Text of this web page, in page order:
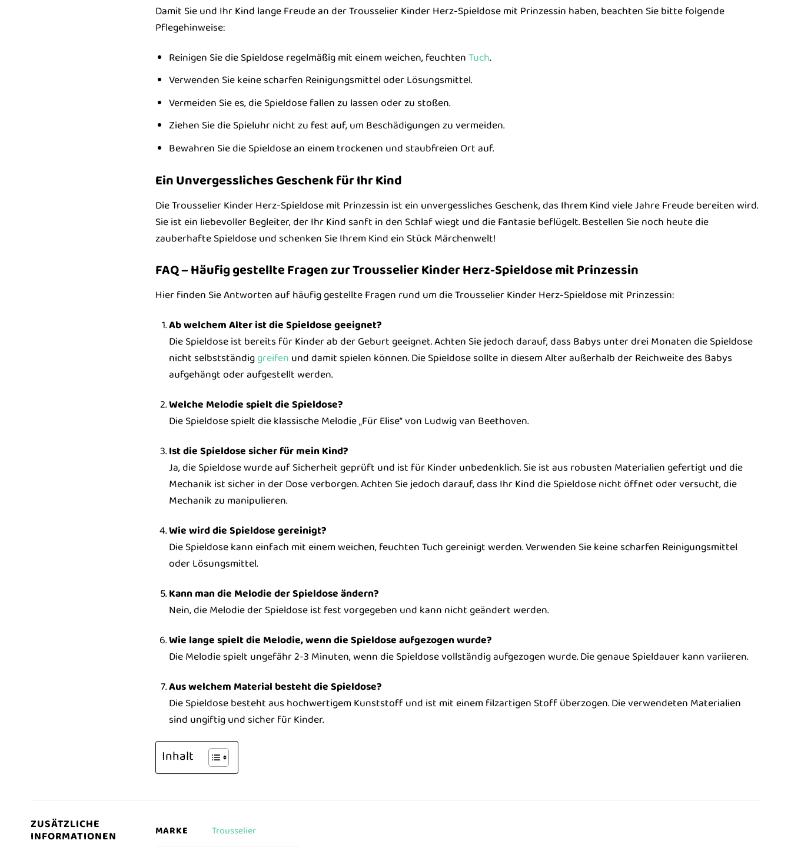
Damit Sie und Ihr Kind lange Freude an der Trousselier Kinder Herz-Spieldose mit Prinzessin haben, beachten Sie bitte folgende
Pflegehinweise:
Reinigen Sie die Spieldose regelmäßig mit einem weichen, feuchtenTuch.
Verwenden Sie keine scharfen Reinigungsmittel oder Lösungsmittel.
Vermeiden Sie es, die Spieldose fallen zu lassen oder zu stoßen.
Ziehen Sie die Spieluhr nicht zu fest auf, um Beschädigungen zu vermeiden.
Bewahren Sie die Spieldose an einem trockenen und staubfreien Ort auf.
Ein Unvergessliches Geschenk für Ihr Kind
Die Trousselier Kinder Herz-Spieldose mit Prinzessin ist ein unvergessliches Geschenk, das Ihrem Kind viele Jahre Freude bereiten wird.
Sie ist ein liebevoller Begleiter, der Ihr Kind sanft in den Schlaf wiegt und die Fantasie beflügelt. Bestellen Sie noch heute die
zauberhafte Spieldose und schenken Sie Ihrem Kind ein Stück Märchenwelt!
FAQ – Häufig gestellte Fragen zur Trousselier Kinder Herz-Spieldose mit Prinzessin
Hier finden Sie Antworten auf häufig gestellte Fragen rund um die Trousselier Kinder Herz-Spieldose mit Prinzessin:
Ab welchem Alter ist die Spieldose geeignet?
Die Spieldose ist bereits für Kinder ab der Geburt geeignet. Achten Sie jedoch darauf, dass Babys unter drei Monaten die Spieldose
nicht selbstständiggreifen und damit spielen können. Die Spieldose sollte in diesem Alter außerhalb der Reichweite des Babys
aufgehängt oder aufgestellt werden.
Welche Melodie spielt die Spieldose?
Die Spieldose spielt die klassische Melodie „Für Elise“ von Ludwig van Beethoven.
Ist die Spieldose sicher für mein Kind?
Ja, die Spieldose wurde auf Sicherheit geprüft und ist für Kinder unbedenklich. Sie ist aus robusten Materialien gefertigt und die
Mechanik ist sicher in der Dose verborgen. Achten Sie jedoch darauf, dass Ihr Kind die Spieldose nicht öffnet oder versucht, die
Mechanik zu manipulieren.
Wie wird die Spieldose gereinigt?
Die Spieldose kann einfach mit einem weichen, feuchten Tuch gereinigt werden. Verwenden Sie keine scharfen Reinigungsmittel
oder Lösungsmittel.
Kann man die Melodie der Spieldose ändern?
Nein, die Melodie der Spieldose ist fest vorgegeben und kann nicht geändert werden.
Wie lange spielt die Melodie, wenn die Spieldose aufgezogen wurde?
Die Melodie spielt ungefähr 2-3 Minuten, wenn die Spieldose vollständig aufgezogen wurde. Die genaue Spieldauer kann variieren.
Aus welchem Material besteht die Spieldose?
Die Spieldose besteht aus hochwertigem Kunststoff und ist mit einem filzartigen Stoff überzogen. Die verwendeten Materialien
sind ungiftig und sicher für Kinder.
Inhalt
ZUSÄTZLICHE
INFORMATIONEN MARKE Trousselier